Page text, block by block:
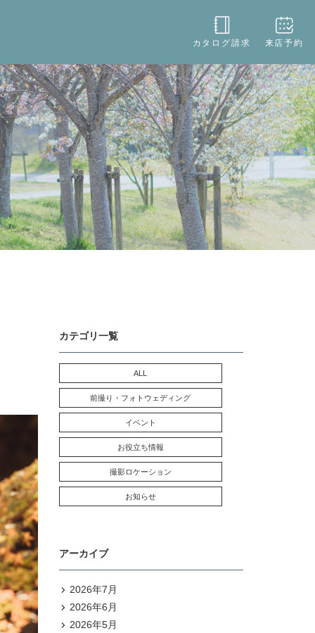
カタログ請求 来店予約
お問い合わせ
カテゴリ一覧
ALL
前撮り・フォトウェディング
イベント
お役立ち情報
撮影ロケーション
お知らせ
アーカイブ
2026年7月
2026年6月
2026年5月